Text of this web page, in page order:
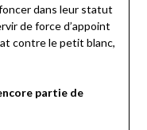
dans leur statut
de force d’appoint
contre le petit blanc,
partie de